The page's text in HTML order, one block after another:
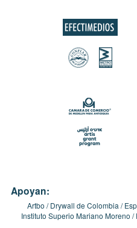
Apoyan:
Artbo Drywall de Colombia
Instituto Superio Mariano Moreno